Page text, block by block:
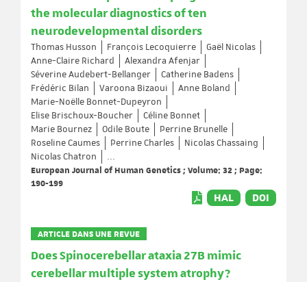
the molecular diagnostics of ten
neurodevelopmental disorders
Thomas Husson François Lecoquierre
Gaël Nicolas
Anne-Claire Richard
Alexandra Afenjar
Séverine Audebert-Bellanger
Catherine Badens
Frédéric Bilan
Varoona Bizaoui
Anne Boland
Marie-Noëlle Bonnet-Dupeyron
Elise Brischoux-Boucher
Céline Bonnet
Marie Bournez
Odile Boute
Perrine Brunelle
Roseline Caumes
Perrine Charles
Nicolas Chassaing
Nicolas Chatron
...
European Journal of Human Genetics ; Volume: 32 ; Page:
190-199
HAL DOI
ARTICLE DANS UNE REVUE
Does Spinocerebellar ataxia 27B mimic
cerebellar multiple system atrophy?